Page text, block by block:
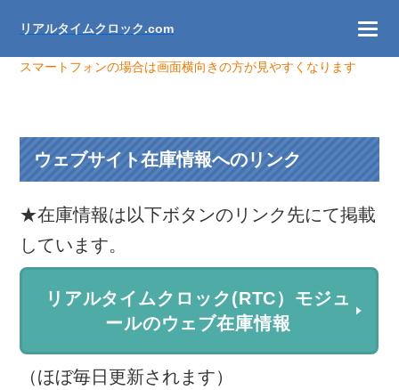
リアルタイムクロック.com
スマートフォンの場合は画面横向きの方が見やすくなります
ウェブサイト在庫情報へのリンク
★在庫情報は以下ボタンのリンク先にて掲載
しています。
リアルタイムクロック(RTC）モジュ
ールのウェブ在庫情報
（ほぼ毎日更新されます）